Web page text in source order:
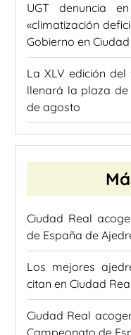
UGT denuncia
«climatización
Gobierno en
La XLV edición del
llenará la plaza de
de agosto
Ciudad Real
de España de
Los mejores
citan en Ciudad
Ciudad Real